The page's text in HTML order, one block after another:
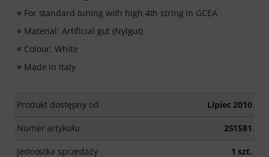
For standard tuning with high 4th string in GCEA
Material: Artificial gut (Nylgut)
Colour: White
Made in Italy
Produkt dostępny od Lipiec 2010
Numer artykułu 251581
Jednostka sprzedaży 1 szt.